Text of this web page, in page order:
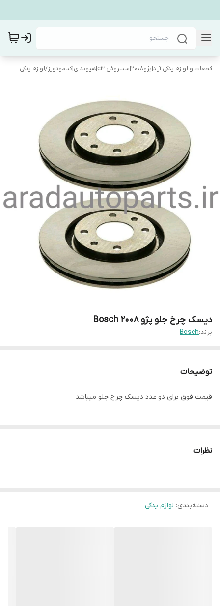
قطعات و لوازم یدکی آراد|پژو۲۰۰۸|سیتروئن c3|هیوندای|کیاموتورز /لوازم یدکی
دیسک چرخ جلو پژو ۲۰۰۸ Bosch
برند:Bosch
توضیحات
قیمت فوق برای دو عدد دیسک چرخ جلو میباشد
نظرات
دسته‌بندی: لوازم یدکی